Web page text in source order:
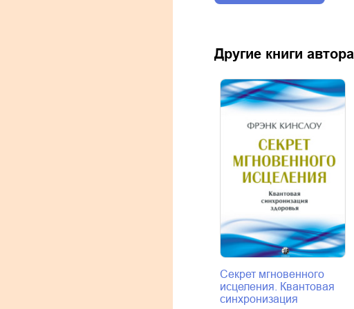
Другие книги автора
Секрет мгновенного
исцеления. Квантовая
синхронизация